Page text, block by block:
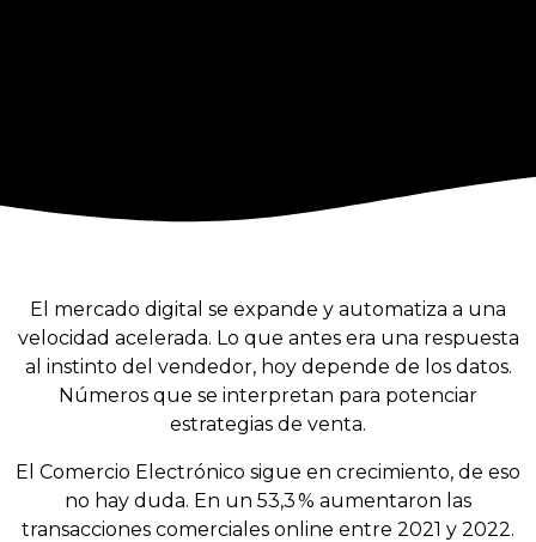
El mercado digital se expande y automatiza a una
velocidad acelerada. Lo que antes era una respuesta
al instinto del vendedor, hoy depende de los datos.
Números que se interpretan para potenciar
estrategias de venta.
El Comercio Electrónico sigue en crecimiento, de eso
no hay duda. En un 53,3 % aumentaron las
transacciones comerciales online entre 2021 y 2022.